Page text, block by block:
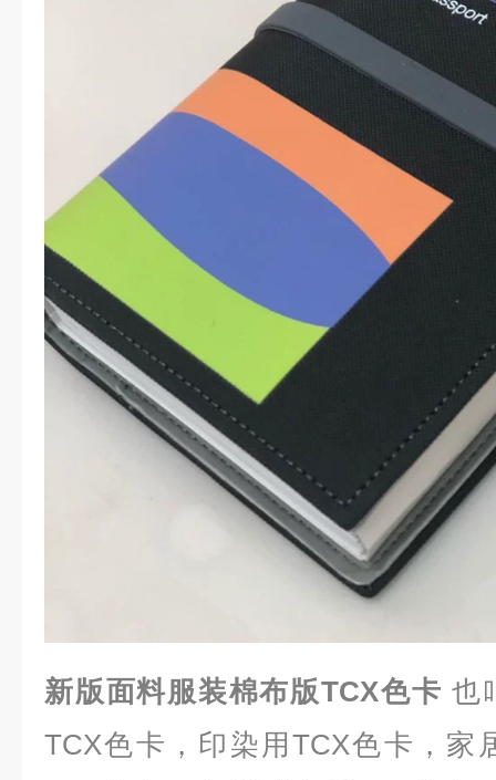
新版面料服装棉布版TCX色卡 也
TCX色卡，印染用TCX色卡，家